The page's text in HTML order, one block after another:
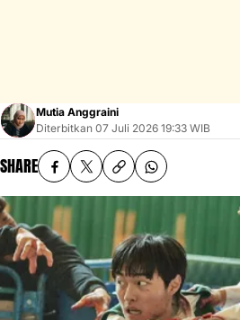
Mutia Anggraini
Diterbitkan 07 Juli 2026 19:33 WIB
SHARE